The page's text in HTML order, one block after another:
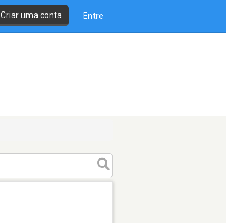
Criar uma conta Entre